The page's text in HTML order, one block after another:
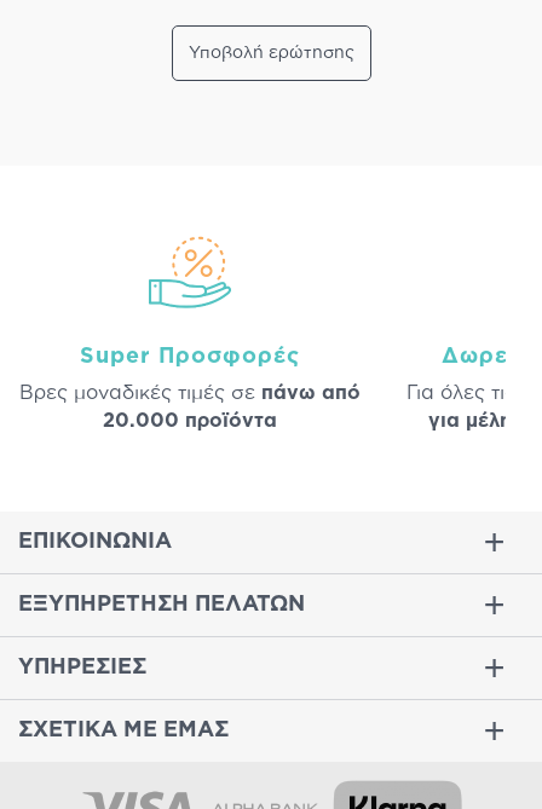
Υποβολή ερώτησης
Super Προσφορές
Βρες μοναδικές τιμές σε πάνω από
20.000 προϊόντα
Δωρεάν
Για όλες τις
για μέλη
ΕΠΙΚΟΙΝΩΝΙΑ
ΕΞΥΠΗΡΕΤΗΣΗ ΠΕΛΑΤΩΝ
ΥΠΗΡΕΣΙΕΣ
ΣΧΕΤΙΚΑ ΜΕ ΕΜΑΣ